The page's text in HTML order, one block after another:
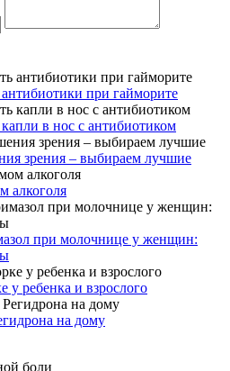
при гайморите
в нос с антибиотиком
зрения – выбираем лучшие
алкоголя
при молочнице у женщин:
у ребенка и взрослого
на дому